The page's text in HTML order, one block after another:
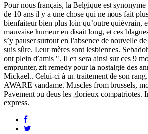
Pour nous français, la Belgique est synonyme
de 10 ans il y a une chose qui ne nous fait
bienfaiteur bien plus loin qu’outre quiévrain,
mauvaise humeur en disait long, et ces
s’y pauser surtout en l’absence de nouvelle
suis sûre. Leur mères sont lesbiennes.
ont plein d’amis ". Il en sera ainsi sur ces 9
emprunter, zit remedy pour la nostalgie des
Mickael.. Celui-ci à un traitement de son
AWARE vandame. Muscles from brussels,
Pavement ou deus les glorieux compatriotes.
express.